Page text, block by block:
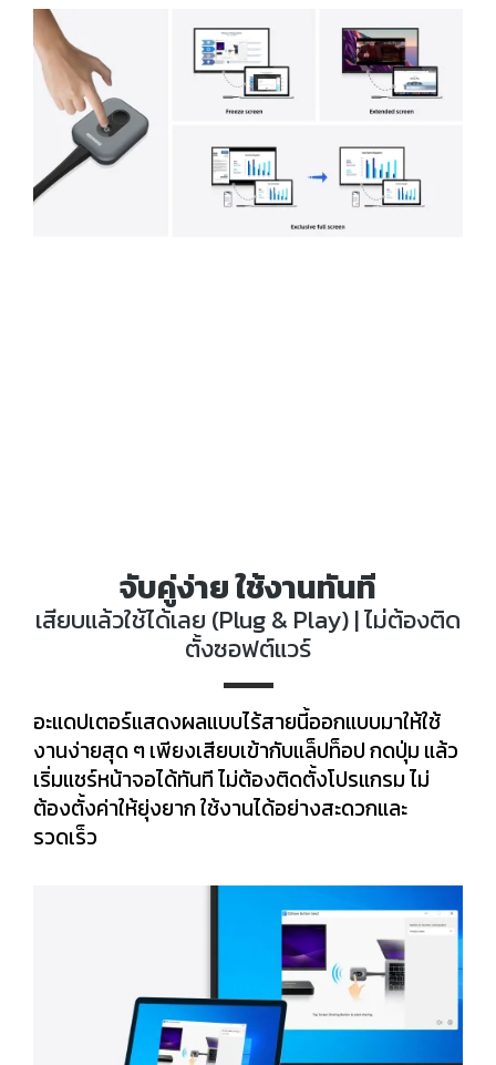
จับคู่ง่าย ใช้งานทันที
เสียบแล้วใช้ได้เลย (Plug & Play) | ไม่ต้องติด
ตั้งซอฟต์แวร์
อะแดปเตอร์แสดงผลแบบไร้สายนี้ออกแบบมาให้ใช้
งานง่ายสุด ๆ เพียงเสียบเข้ากับแล็ปท็อป กดปุ่ม แล้ว
เริ่มแชร์หน้าจอได้ทันที ไม่ต้องติดตั้งโปรแกรม ไม่
ต้องตั้งค่าให้ยุ่งยาก ใช้งานได้อย่างสะดวกและ
รวดเร็ว